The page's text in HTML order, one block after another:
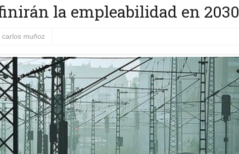
la empleabilidad en 2030
carlos muñoz